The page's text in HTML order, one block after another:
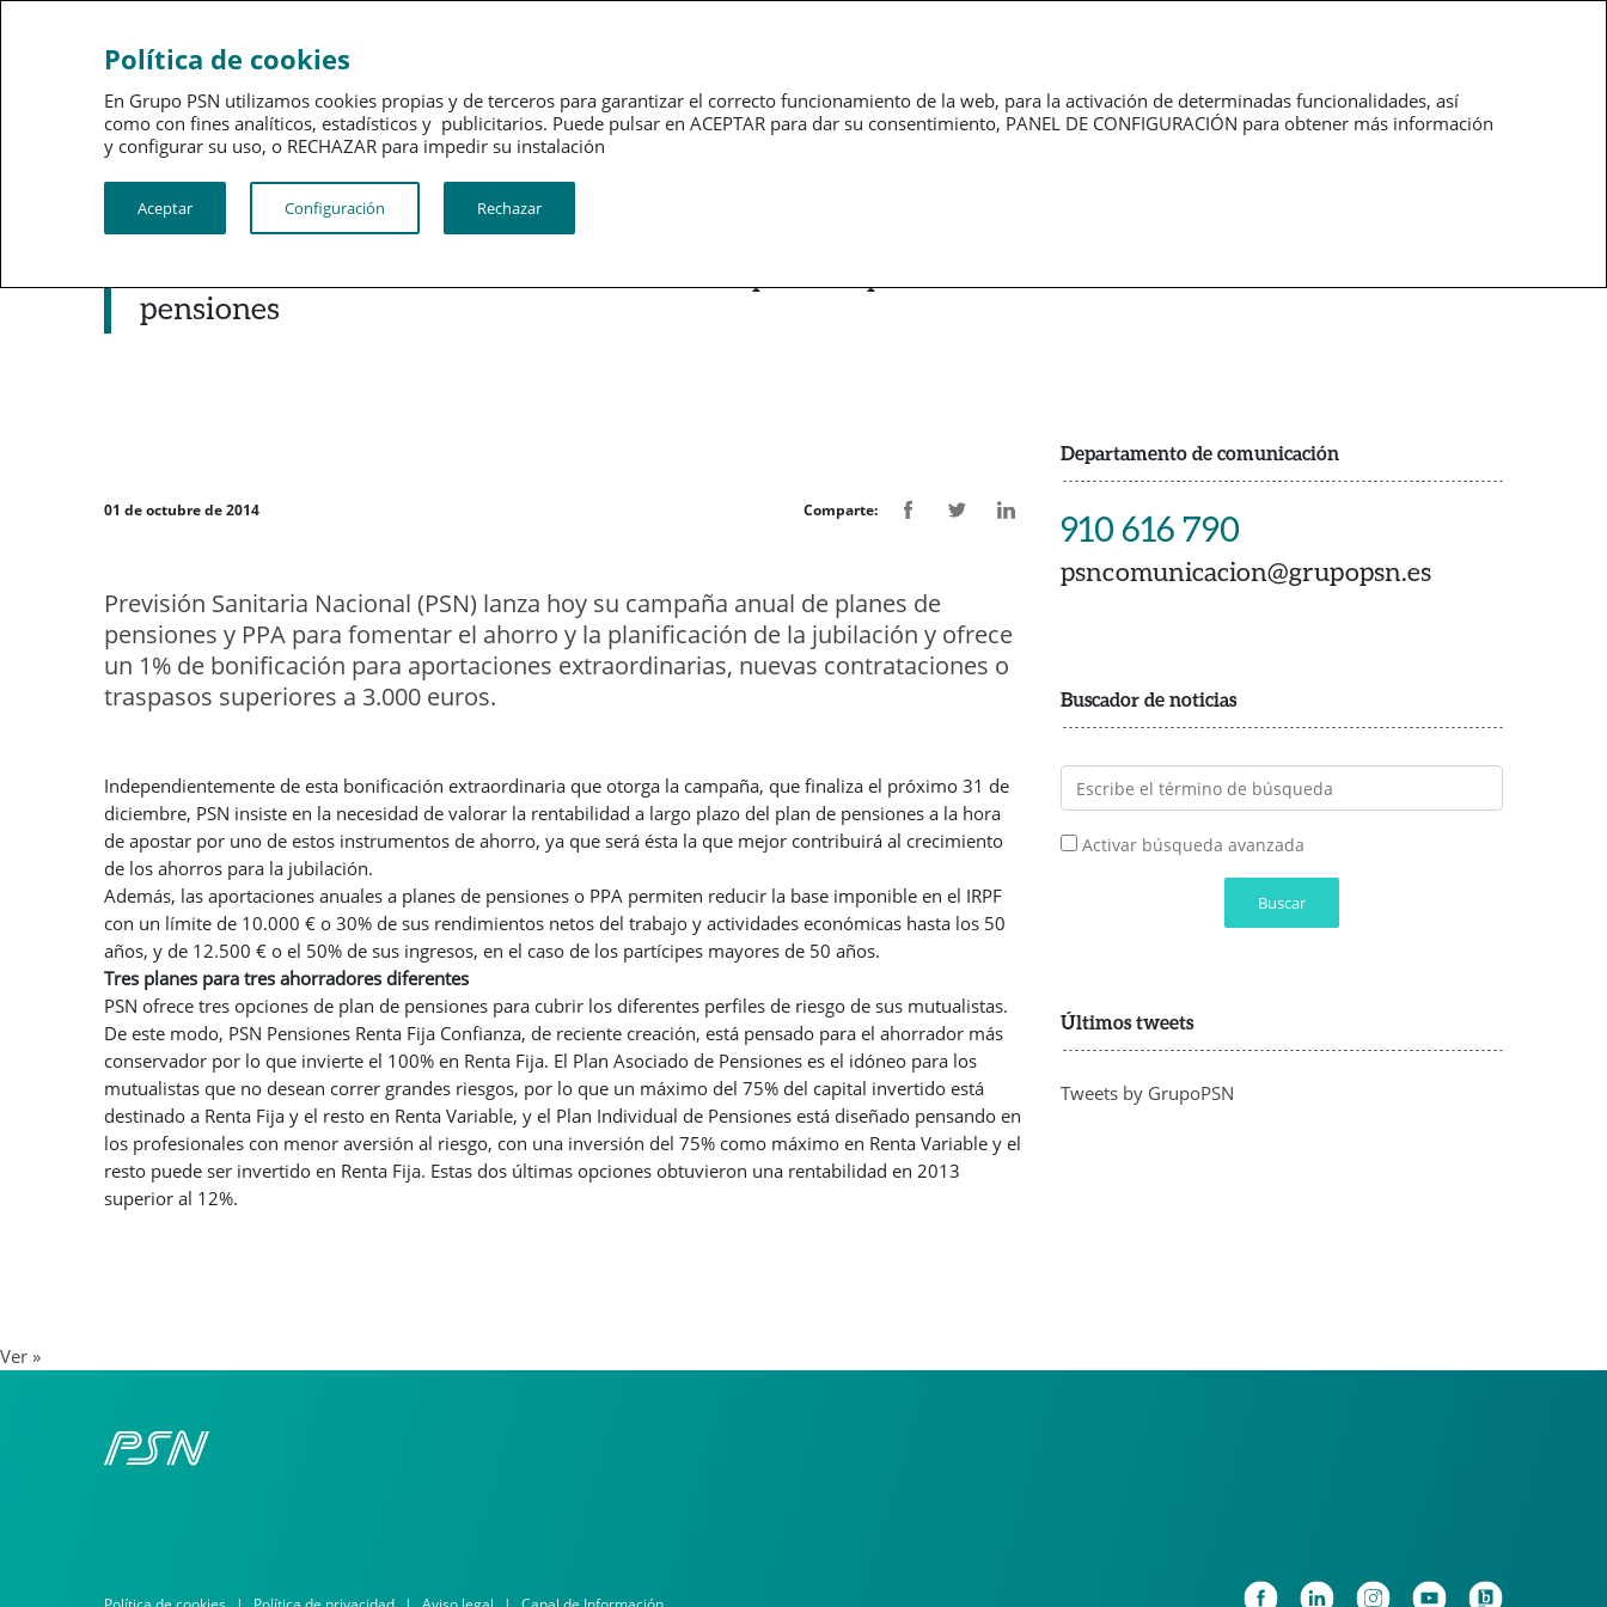
PSN
PSN al día Kit de prensa Revistas
Noticias destacadas
pensiones
01 de octubre de 2014 Comparte:
Previsión Sanitaria Nacional (PSN) lanza hoy su campaña anual de planes de
pensiones y PPA para fomentar el ahorro y la planificación de la jubilación y ofrece
un 1% de bonificación para aportaciones extraordinarias, nuevas contrataciones o
traspasos superiores a 3.000 euros.
Independientemente de esta bonificación extraordinaria que otorga la campaña, que finaliza el próximo 31 de
diciembre, PSN insiste en la necesidad de valorar la rentabilidad a largo plazo del plan de pensiones a la hora
de apostar por uno de estos instrumentos de ahorro, ya que será ésta la que mejor contribuirá al crecimiento
de los ahorros para la jubilación.
Además, las aportaciones anuales a planes de pensiones o PPA permiten reducir la base imponible en el IRPF
con un límite de 10.000 € o 30% de sus rendimientos netos del trabajo y actividades económicas hasta los 50
años, y de 12.500 € o el 50% de sus ingresos, en el caso de los partícipes mayores de 50 años.
Tres planes para tres ahorradores diferentes
PSN ofrece tres opciones de plan de pensiones para cubrir los diferentes perfiles de riesgo de sus mutualistas.
De este modo, PSN Pensiones Renta Fija Confianza, de reciente creación, está pensado para el ahorrador más
conservador por lo que invierte el 100% en Renta Fija. El Plan Asociado de Pensiones es el idóneo para los
mutualistas que no desean correr grandes riesgos, por lo que un máximo del 75% del capital invertido está
destinado a Renta Fija y el resto en Renta Variable, y el Plan Individual de Pensiones está diseñado pensando en
los profesionales con menor aversión al riesgo, con una inversión del 75% como máximo en Renta Variable y el
resto puede ser invertido en Renta Fija. Estas dos últimas opciones obtuvieron una rentabilidad en 2013
superior al 12%.
Departamento de comunicación
910 616 790
psncomunicacion@grupopsn.es
Buscador de noticias
Activar búsqueda avanzada
Buscar
Últimos tweets
Tweets by GrupoPSN
Ver »
Política de cookies
En Grupo PSN utilizamos cookies propias y de terceros para garantizar el correcto funcionamiento de la web, para la activación de determinadas funcionalidades, así
como con fines analíticos, estadísticos y publicitarios. Puede pulsar en ACEPTAR para dar su consentimiento, PANEL DE CONFIGURACIÓN para obtener más información
y configurar su uso, o RECHAZAR para impedir su instalación​​​​​​​
Aceptar Configuración Rechazar